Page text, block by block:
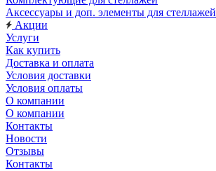
Аксессуары и доп. элементы для стеллажей
Акции
Услуги
Как купить
Доставка и оплата
Условия доставки
Условия оплаты
О компании
О компании
Контакты
Новости
Отзывы
Контакты